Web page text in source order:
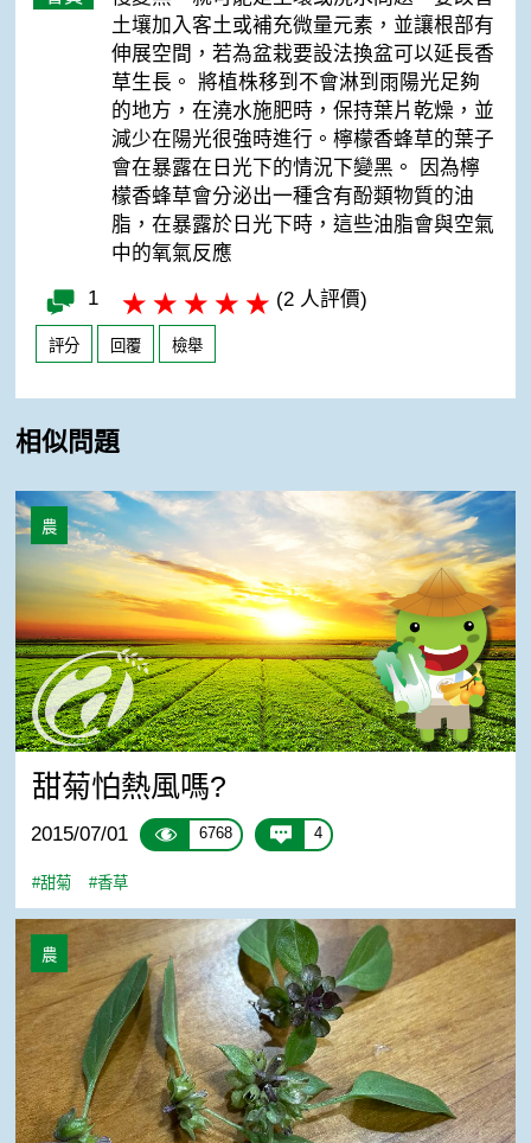
土壤加入客土或補充微量元素，並讓根部有
伸展空間，若為盆栽要設法換盆可以延長香
草生長。 將植株移到不會淋到雨陽光足夠
的地方，在澆水施肥時，保持葉片乾燥，並
減少在陽光很強時進行。檸檬香蜂草的葉子
會在暴露在日光下的情況下變黑。 因為檸
檬香蜂草會分泌出一種含有酚類物質的油
脂，在暴露於日光下時，這些油脂會與空氣
中的氧氣反應
1 (2 人評價)
評分 回覆 檢舉
相似問題
甜菊怕熱風嗎?
農
甜菊怕熱風嗎?
2015/07/01 6768 4
#甜菊 #香草
羅勒種子採收
農